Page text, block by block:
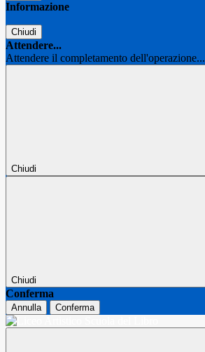
Informazione
Chiudi
Attendere...
Attendere il completamento dell'operazione...
Chiudi
Chiudi
Conferma
Annulla Conferma